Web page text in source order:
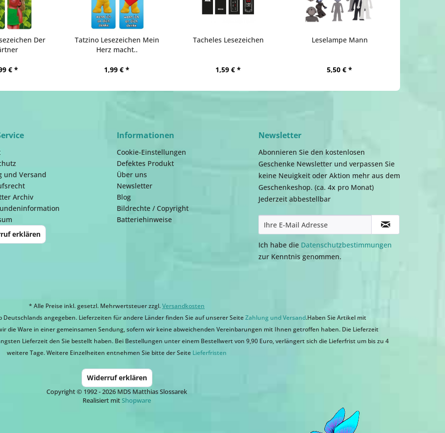
Der
€ *
Tatzino Lesezeichen Mein
Herz macht..
1,99 € *
Tacheles Lesezeichen
1,59 € *
Leselampe Mann
5,50 € *
und Versand
Archiv
erklären
Informationen
Cookie-Einstellungen
Defektes Produkt
Über uns
Newsletter
Blog
Bildrechte / Copyright
Batteriehinweise
Newsletter
Abonnieren Sie den kostenlosen
Geschenke Newsletter und verpassen Sie
keine Neuigkeit oder Aktion mehr aus dem
Geschenkeshop. (ca. 4x pro Monat)
Jederzeit abbestellbar
Ich habe die Datenschutzbestimmungen
zur Kenntnis genommen.
* Alle Preise inkl. gesetzl. Mehrwertsteuer zzgl.Versandkosten
angegeben. Lieferzeiten für andere Länder finden Sie auf unserer SeiteZahlung und Versand.Haben Sie Artikel mit
die Ware in einer gemeinsamen Sendung, sofern wir keine abweichenden Vereinbarungen mit Ihnen getroffen haben. Die Lieferzeit
Lieferzeit den Sie bestellt haben. Bei Bestellungen unter einem Bestellwert von 9,90 Euro, verlängert sich die Lieferfrist um bis zu 4
weitere Tage. Weitere Einzelheiten entnehmen Sie bitte der Seite Lieferfristen
Widerruf erklären
Copyright © 1992 - 2026 MDS Matthias Slossarek
Realisiert mit Shopware